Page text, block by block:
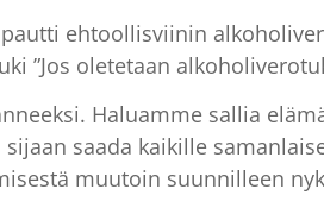
ehtoollisviinin
”Jos oletetaan
Haluamme sallia
saada kaikille
muutoin suunnilleen